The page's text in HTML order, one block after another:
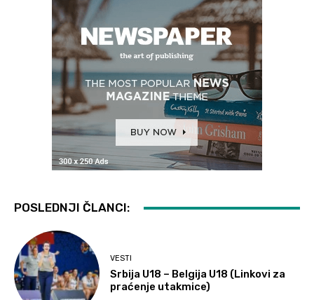
POSLEDNJI ČLANCI:
VESTI
Srbija U18 – Belgija U18 (Linkovi za
praćenje utakmice)